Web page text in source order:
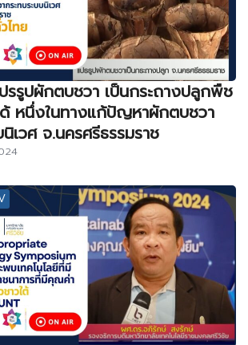
รรูปผักตบชวา เป็นกระถางปลูกพืช
หนึ่งในทางแก้ปัญหาผักตบชวา
เวศ จ.นครศรีธรรมราช